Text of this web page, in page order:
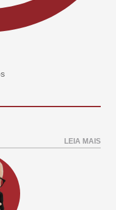
LEIA MAIS